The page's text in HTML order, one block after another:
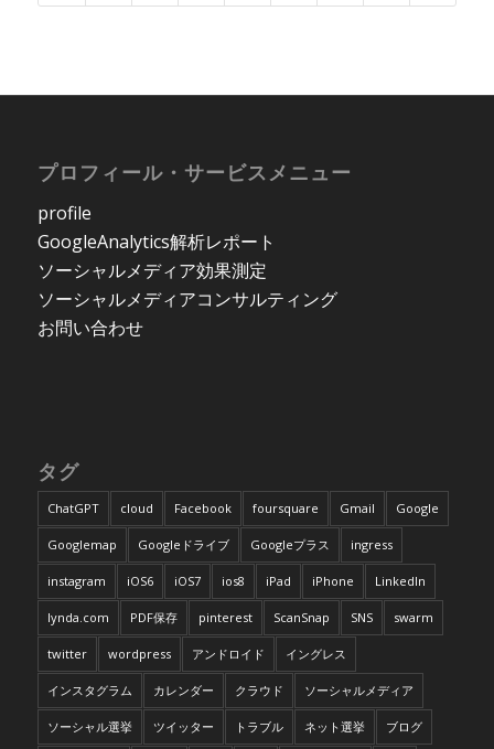
プロフィール・サービスメニュー
profile
GoogleAnalytics解析レポート
ソーシャルメディア効果測定
ソーシャルメディアコンサルティング
お問い合わせ
タグ
ChatGPT cloud Facebook foursquare Gmail Google
Googlemap Googleドライブ Googleプラス ingress
instagram iOS6 iOS7 ios8 iPad iPhone LinkedIn
lynda.com PDF保存 pinterest ScanSnap SNS swarm
twitter wordpress アンドロイド イングレス
インスタグラム カレンダー クラウド ソーシャルメディア
ソーシャル選挙 ツイッター トラブル ネット選挙 ブログ